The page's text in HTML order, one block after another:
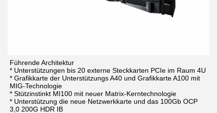
Führende Architektur
* Unterstützungen bis 20 externe Steckkarten PCIe im Raum 4U
* Grafikkarte der Unterstützungs A40 und Grafikkarte A100 mit
MIG-Technologie
* Stützinstinkt MI100 mit neuer Matrix-Kerntechnologie
* Unterstützung die neue Netzwerkkarte und das 100Gb OCP
3,0 200G HDR IB